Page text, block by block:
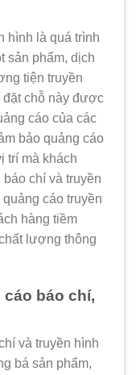
hình là quá trình
sản phẩm, dịch
tiện truyền
đặt chỗ này được
cáo của các
bảo quảng cáo
trí mà khách
báo chí và truyền
cáo truyền
hàng tiềm
lượng thông
báo chí,
và truyền hình
bá sản phẩm,